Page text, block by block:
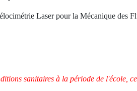
Laser pour la Mécanique des
sanitaires à la période de l'école,